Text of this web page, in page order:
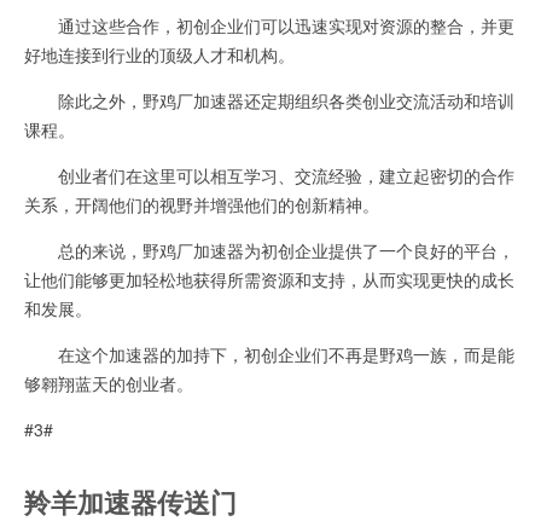
通过这些合作，初创企业们可以迅速实现对资源的整合，并更
好地连接到行业的顶级人才和机构。
除此之外，野鸡厂加速器还定期组织各类创业交流活动和培训
课程。
创业者们在这里可以相互学习、交流经验，建立起密切的合作
关系，开阔他们的视野并增强他们的创新精神。
总的来说，野鸡厂加速器为初创企业提供了一个良好的平台，
让他们能够更加轻松地获得所需资源和支持，从而实现更快的成长
和发展。
在这个加速器的加持下，初创企业们不再是野鸡一族，而是能
够翱翔蓝天的创业者。
#3#
羚羊加速器传送门